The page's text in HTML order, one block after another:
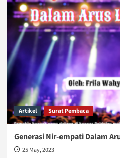
dalam
Cengkeraman
Kapitalis
Artikel Surat Pembaca
Generasi Nir-empati Dalam
25 May, 2023